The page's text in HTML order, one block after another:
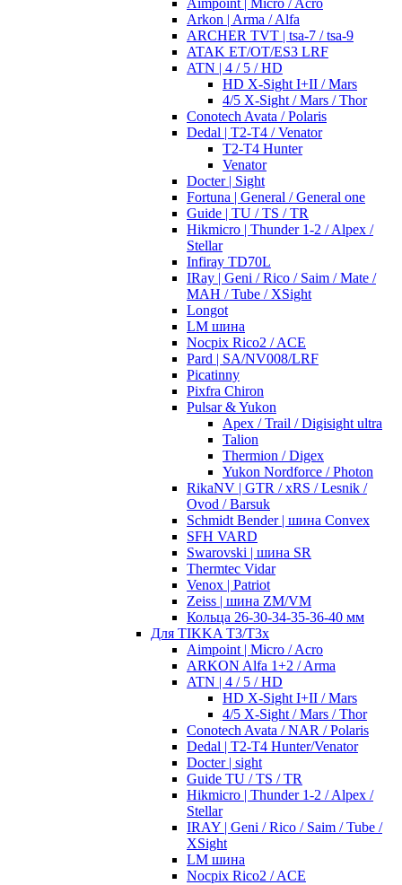
Aimpoint | Micro / Acro
Arkon | Arma / Alfa
ARCHER TVT | tsa-7 / tsa-9
ATAK ET/OT/ES3 LRF
ATN | 4 / 5 / HD
HD X-Sight I+II / Mars
4/5 X-Sight / Mars / Thor
Conotech Avata / Polaris
Dedal | T2-T4 / Venator
T2-T4 Hunter
Venator
Docter | Sight
Fortuna | General / General one
Guide | TU / TS / TR
Hikmicro | Thunder 1-2 / Alpex /
Stellar
Infiray TD70L
IRay | Geni / Rico / Saim / Mate /
MAH / Tube / XSight
Longot
LM шина
Nocpix Rico2 / ACE
Pard | SA/NV008/LRF
Picatinny
Pixfra Chiron
Pulsar & Yukon
Apex / Trail / Digisight ultra
Talion
Thermion / Digex
Yukon Nordforce / Photon
RikaNV | GTR / xRS / Lesnik /
Ovod / Barsuk
Schmidt Bender | шина Convex
SFH VARD
Swarovski | шина SR
Thermtec Vidar
Venox | Patriot
Zeiss | шина ZM/VM
Кольца 26-30-34-35-36-40 мм
Для TIKKA T3/T3x
Aimpoint | Micro / Acro
ARKON Alfa 1+2 / Arma
ATN | 4 / 5 / HD
HD X-Sight I+II / Mars
4/5 X-Sight / Mars / Thor
Conotech Avata / NAR / Polaris
Dedal | T2-T4 Hunter/Venator
Docter | sight
Guide TU / TS / TR
Hikmicro | Thunder 1-2 / Alpex /
Stellar
IRAY | Geni / Rico / Saim / Tube /
XSight
LM шина
Nocpix Rico2 / ACE